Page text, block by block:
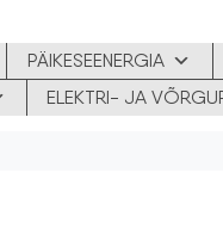
PÄIKESEENERGIA
ELEKTRI- JA